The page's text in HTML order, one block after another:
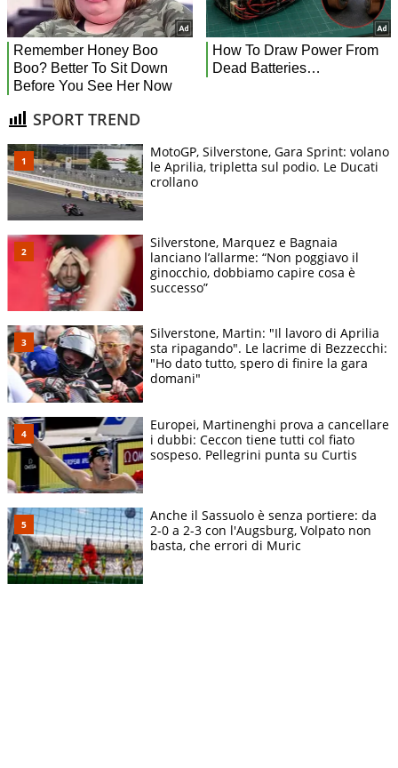
SPORT TREND
MotoGP, Silverstone, Gara Sprint: volano
le Aprilia, tripletta sul podio. Le Ducati
crollano
Silverstone, Marquez e Bagnaia
lanciano l’allarme: “Non poggiavo il
ginocchio, dobbiamo capire cosa è
successo”
Silverstone, Martin: "Il lavoro di Aprilia
sta ripagando". Le lacrime di Bezzecchi:
"Ho dato tutto, spero di finire la gara
domani"
Europei, Martinenghi prova a cancellare
i dubbi: Ceccon tiene tutti col fiato
sospeso. Pellegrini punta su Curtis
Anche il Sassuolo è senza portiere: da
2-0 a 2-3 con l'Augsburg, Volpato non
basta, che errori di Muric